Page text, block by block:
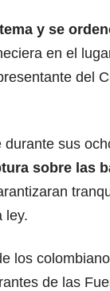
y se
en el
del
sus
sobre las
ley.
los
de las